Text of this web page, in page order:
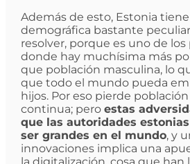
Además de esto, Estonia
demográfica bastante
resolver, porque es uno de los
donde hay muchísima más
que población masculina, lo
que todo el mundo pueda
hijos. Por eso pierde
continua; pero estas
que las autoridades
ser grandes en el mundo, y
innovaciones implica una